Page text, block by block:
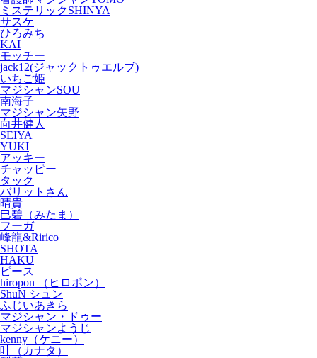
ミステリックSHINYA
サスケ
ひろみち
KAI
モッチー
jack12(ジャックトゥエルブ)
いちご姫
マジシャンSOU
南海子
マジシャン矢野
向井健人
SEIYA
YUKI
アッキー
チャッピー
タック
バリットさん
晴貴
巳碧（みたま）
フーガ
峰龍&Ririco
SHOTA
HAKU
ピース
hiropon （ヒロポン）
ShuN シュン
ふじいあきら
マジシャン・ドゥー
マジシャンようじ
kenny（ケニー）
叶（カナタ）